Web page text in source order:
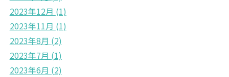
2023年12月 (1)
2023年11月 (1)
2023年8月 (2)
2023年7月 (1)
2023年6月 (2)